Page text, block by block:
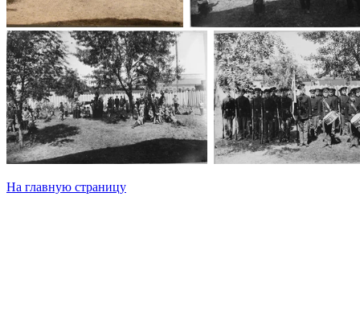
На главную страницу